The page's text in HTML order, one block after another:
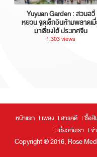
Yuyuan Garden : สวนอวี้
หยวน จุดเช็กอินห้ามพลาดเ
มาเซี่ยงไฮ้ ประเทศจีน
1,303 views
หน้าแรก เพลง สารคดี ซื้อสิ
เกี่ยวกับเรา
ข่
Copyright ® 2016, Rose